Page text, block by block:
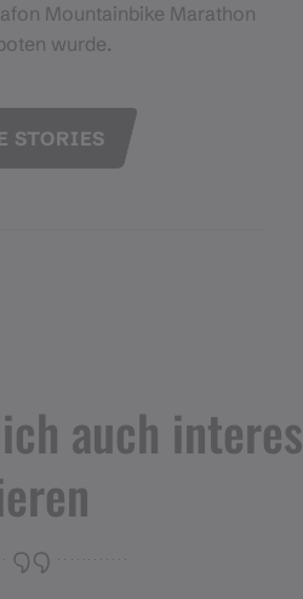
Mountainbike Marathon
wurde.
STORIES
auch interes